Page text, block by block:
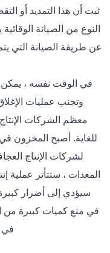
ثبت أن هذا التمديد أو
النوع من الصيانة
عن طريقة الصيانة التي
في الوقت نفسه ، يمكن
وتجنب عمليات
معظم الشركات
لشركات الإنتاج
المعدات ، ستتأثر عملية
سيؤدي إلى أضرار
في منع كميات كبيرة من
في